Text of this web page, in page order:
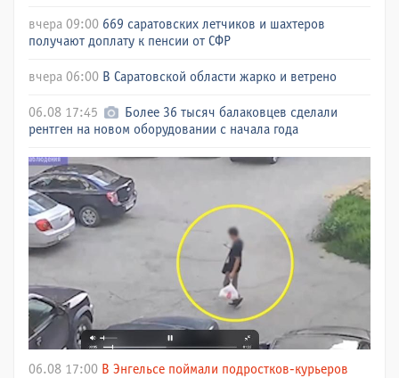
вчера 09:00 669 саратовских летчиков и шахтеров
получают доплату к пенсии от СФР
вчера 06:00 В Саратовской области жарко и ветрено
06.08 17:45
Более 36 тысяч балаковцев сделали
рентген на новом оборудовании с начала года
06.08 17:00 В Энгельсе поймали подростков-курьеров